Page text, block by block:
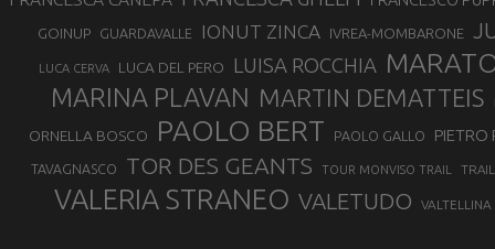
GOINUP GUARDAVALLE IONUT ZINCA IVREA-MOMBARONE
LUCA CERVA LUCA DEL PERO LUISA ROCCHIA
MARINA PLAVAN MARTIN DEMATTEIS
ORNELLA BOSCO PAOLO BERT PAOLO GALLO PIETRO
TAVAGNASCO TOR DES GEANTS TOUR MONVISO TRAIL
VALERIA STRANEO VALETUDO VALTELLINA